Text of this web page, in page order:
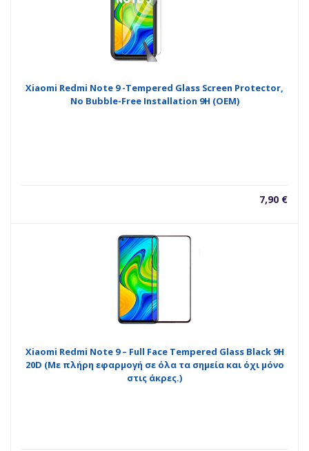
Xiaomi Redmi Note 9 -Tempered Glass Screen Protector,
No Bubble-Free Installation 9H (OEM)
7,90 €
Xiaomi Redmi Note 9 – Full Face Tempered Glass Black 9H
20D (Με πλήρη εφαρμογή σε όλα τα σημεία και όχι μόνο
στις άκρες.)